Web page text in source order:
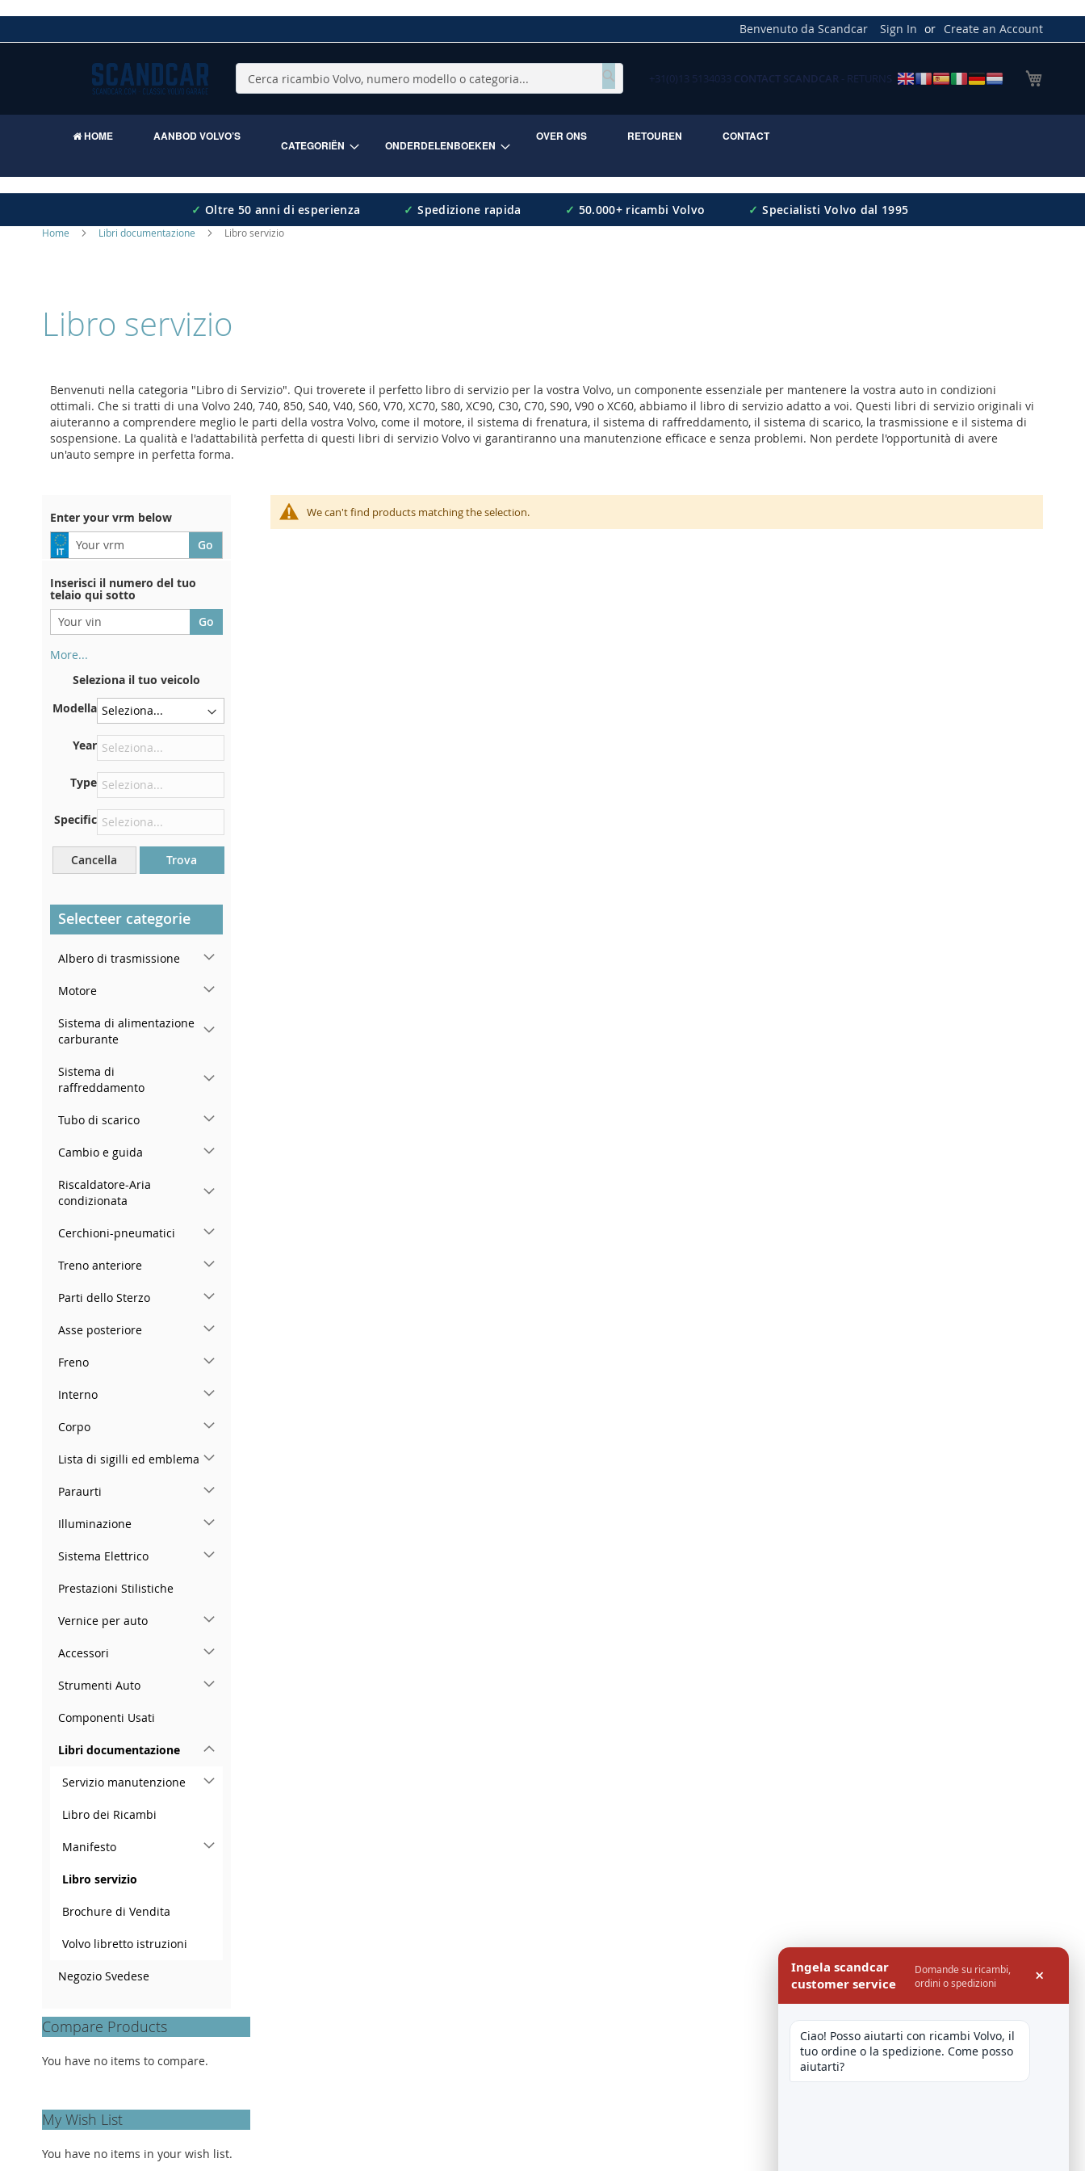
to
Benvenuto da Scandcar Sign In Create an Account
Cerca
Cerca
+31(0)13 5134033 CONTACT SCANDCAR - RETURNS
HOME AANBOD VOLVO’S
CATEGORIËN ONDERDELENBOEKEN
OVER ONS RETOUREN CONTACT
✓ Oltre 50 anni di esperienza ✓ Spedizione rapida ✓ 50.000+ ricambi Volvo ✓ Specialisti Volvo dal 1995
Home Libri documentazione Libro servizio
Libro servizio
Benvenuti nella categoria "Libro di Servizio". Qui troverete il perfetto libro di servizio per la vostra Volvo, un componente essenziale per mantenere la vostra auto in condizioni
ottimali. Che si tratti di una Volvo 240, 740, 850, S40, V40, S60, V70, XC70, S80, XC90, C30, C70, S90, V90 o XC60, abbiamo il libro di servizio adatto a voi. Questi libri di servizio originali vi
aiuteranno a comprendere meglio le parti della vostra Volvo, come il motore, il sistema di frenatura, il sistema di raffreddamento, il sistema di scarico, la trasmissione e il sistema di
sospensione. La qualità e l'adattabilità perfetta di questi libri di servizio Volvo vi garantiranno una manutenzione efficace e senza problemi. Non perdete l'opportunità di avere
un'auto sempre in perfetta forma.
We can't find products matching the selection.
Enter your vrm below
Inserisci il numero del tuo
telaio qui sotto
More...
retro del certificato di
immatricolazione. E anche in
macchina
Sulla piastra inferiore del
sedile anteriore destro
Centrare contro la paratia
sotto il cofano
Proprio nel vano motore
Vicino al parabrezza, sul
cruscotto
posteriore destra
Seleziona il tuo veicolo
Modella
Year
Type
Specific
Cancella Trova
Selecteer categorie
Albero di trasmissione
Motore
Sistema di alimentazione
carburante
Sistema di
raffreddamento
Tubo di scarico
Cambio e guida
Riscaldatore-Aria
condizionata
Cerchioni-pneumatici
Treno anteriore
Parti dello Sterzo
Asse posteriore
Freno
Interno
Corpo
Lista di sigilli ed emblema
Paraurti
Illuminazione
Sistema Elettrico
Prestazioni Stilistiche
Vernice per auto
Accessori
Strumenti Auto
Componenti Usati
Libri documentazione
Servizio manutenzione
Libro dei Ricambi
Manifesto
Libro servizio
Brochure di Vendita
Volvo libretto istruzioni
Negozio Svedese
Compare Products
You have no items to compare.
My Wish List
You have no items in your wish list.
Ingela scandcar
customer service
Domande su ricambi,
ordini o spedizioni
×
Ciao! Posso aiutarti con ricambi Volvo, il
tuo ordine o la spedizione. Come posso
aiutarti?